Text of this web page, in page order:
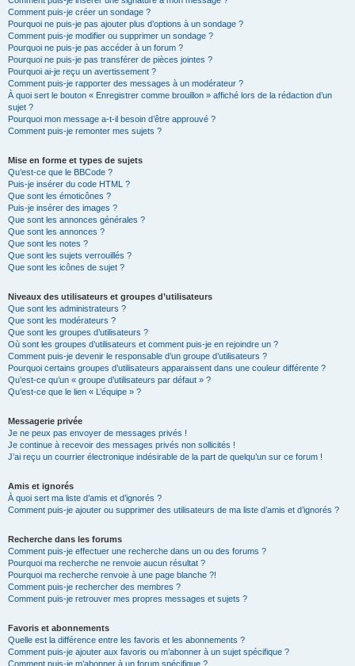
Comment puis-je créer un sondage ?
Pourquoi ne puis-je pas ajouter plus d’options à un sondage ?
Comment puis-je modifier ou supprimer un sondage ?
Pourquoi ne puis-je pas accéder à un forum ?
Pourquoi ne puis-je pas transférer de pièces jointes ?
Pourquoi ai-je reçu un avertissement ?
Comment puis-je rapporter des messages à un modérateur ?
À quoi sert le bouton « Enregistrer comme brouillon » affiché lors de la rédaction d’un
sujet ?
Pourquoi mon message a-t-il besoin d’être approuvé ?
Comment puis-je remonter mes sujets ?
Mise en forme et types de sujets
Qu’est-ce que le BBCode ?
Puis-je insérer du code HTML ?
Que sont les émoticônes ?
Puis-je insérer des images ?
Que sont les annonces générales ?
Que sont les annonces ?
Que sont les notes ?
Que sont les sujets verrouillés ?
Que sont les icônes de sujet ?
Niveaux des utilisateurs et groupes d’utilisateurs
Que sont les administrateurs ?
Que sont les modérateurs ?
Que sont les groupes d’utilisateurs ?
Où sont les groupes d’utilisateurs et comment puis-je en rejoindre un ?
Comment puis-je devenir le responsable d’un groupe d’utilisateurs ?
Pourquoi certains groupes d’utilisateurs apparaissent dans une couleur différente ?
Qu’est-ce qu’un « groupe d’utilisateurs par défaut » ?
Qu’est-ce que le lien « L’équipe » ?
Messagerie privée
Je ne peux pas envoyer de messages privés !
Je continue à recevoir des messages privés non sollicités !
J’ai reçu un courrier électronique indésirable de la part de quelqu’un sur ce forum !
Amis et ignorés
À quoi sert ma liste d’amis et d’ignorés ?
Comment puis-je ajouter ou supprimer des utilisateurs de ma liste d’amis et d’ignorés ?
Recherche dans les forums
Comment puis-je effectuer une recherche dans un ou des forums ?
Pourquoi ma recherche ne renvoie aucun résultat ?
Pourquoi ma recherche renvoie à une page blanche ?!
Comment puis-je rechercher des membres ?
Comment puis-je retrouver mes propres messages et sujets ?
Favoris et abonnements
Quelle est la différence entre les favoris et les abonnements ?
Comment puis-je ajouter aux favoris ou m’abonner à un sujet spécifique ?
Comment puis-je m’abonner à un forum spécifique ?